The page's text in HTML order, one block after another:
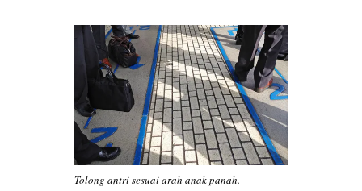
Tolong antri sesuai arah anak panah.